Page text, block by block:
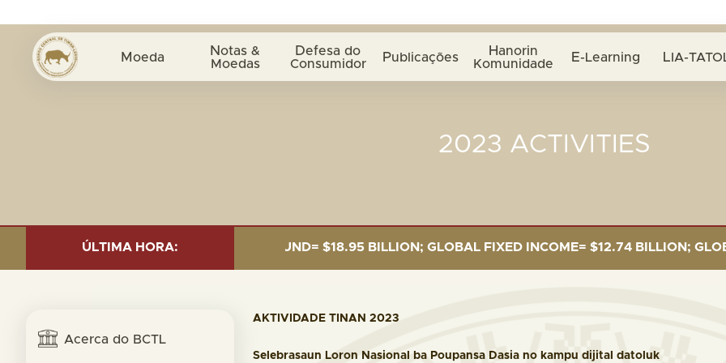
Moeda Notas &
Moedas
Defesa do
Consumidor Publicações Hanorin
Komunidade E-Learning LIA-
2023 ACTIVITIES
ÚLTIMA HORA:
SEP. 2025: TOTAL FUND= $18.95 BILLION; GLOBAL FIXED INCOME= $12.74 BILLION; GLOBAL EQUITIES=
Acerca do BCTL
AKTIVIDADE TINAN 2023
Selebrasaun Loron Nasional ba Poupansa Dasia no kampu dijital datoluk